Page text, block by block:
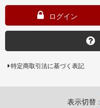
ログイン
特定商取引法に基づく表記
表示切替 :